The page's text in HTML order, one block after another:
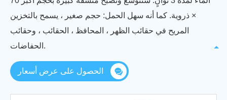
× ذروية. كما أنه سهل الحمل: حجم صغير ، يسمح بالتخزين
المريح في حقائب الظهر ، المحافظ ، الحقائب ، وحقائب
الحفاضات.